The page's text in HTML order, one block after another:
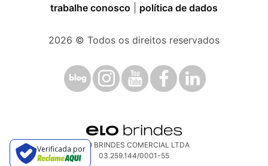
trabalhe conosco
política de dados
2026 © Todos os direitos reservados
ELO BRINDES COMERCIAL LTDA
03.259.144/0001-55
Verificada por